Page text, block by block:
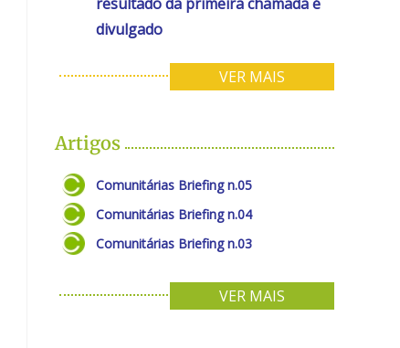
divulgado
VER MAIS
Artigos
Comunitárias Briefing n.05
Comunitárias Briefing n.04
Comunitárias Briefing n.03
VER MAIS